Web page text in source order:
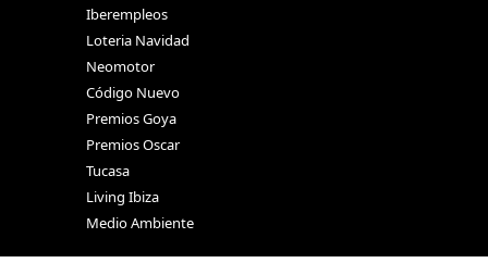
Iberempleos
Loteria Navidad
Neomotor
Código Nuevo
Premios Goya
Premios Oscar
Tucasa
Living Ibiza
Medio Ambiente